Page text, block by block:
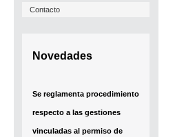
Contacto
Novedades
respecto a las gestiones
Uso.
[+]